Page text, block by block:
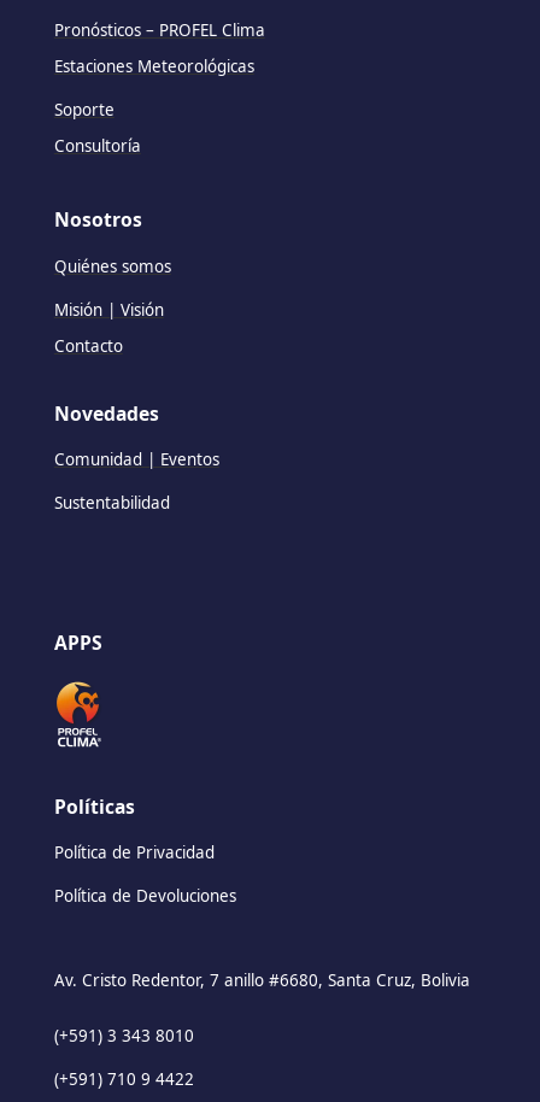
Pronósticos – PROFEL Clima
Estaciones Meteorológicas
Soporte
Consultoría
Nosotros
Quiénes somos
Misión | Visión
Contacto
Novedades
Comunidad | Eventos
Sustentabilidad
APPS
Políticas
Política de Privacidad
Política de Devoluciones
Av. Cristo Redentor, 7 anillo #6680, Santa Cruz, Bolivia
(+591) 3 343 8010
(+591) 710 9 4422